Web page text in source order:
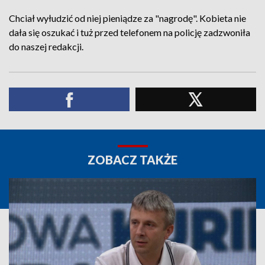
Chciał wyłudzić od niej pieniądze za "nagrodę". Kobieta nie
dała się oszukać i tuż przed telefonem na policję zadzwoniła
do naszej redakcji.
ZOBACZ TAKŻE